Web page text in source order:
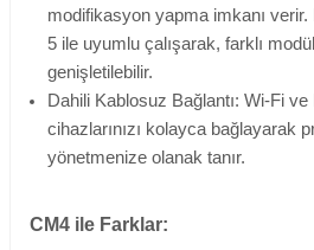
modifikasyon yapma imkanı
5 ile uyumlu çalışarak, farklı
genişletilebilir.
Dahili Kablosuz Bağlantı: Wi-Fi
cihazlarınızı kolayca bağlayarak
yönetmenize olanak tanır.
CM4 ile Farklar: